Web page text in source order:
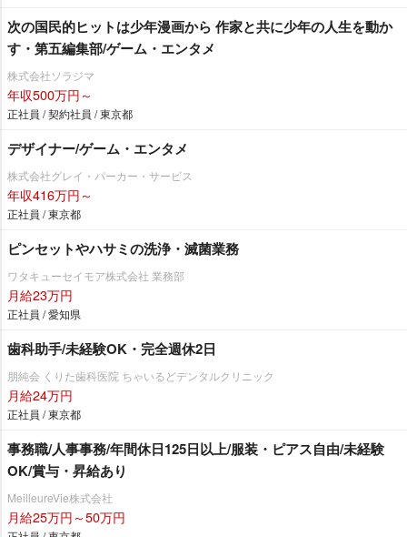
次の国民的ヒットは少年漫画から 作家と共に少年の人生を動か
す・第五編集部/ゲーム・エンタメ
株式会社ソラジマ
年収500万円～
正社員 / 契約社員 / 東京都
デザイナー/ゲーム・エンタメ
株式会社グレイ・パーカー・サービス
年収416万円～
正社員 / 東京都
ピンセットやハサミの洗浄・滅菌業務
ワタキューセイモア株式会社 業務部
月給23万円
正社員 / 愛知県
歯科助手/未経験OK・完全週休2日
朋純会 くりた歯科医院 ちゃいるどデンタルクリニック
月給24万円
正社員 / 東京都
事務職/人事事務/年間休日125日以上/服装・ピアス自由/未経験
OK/賞与・昇給あり
MeilleureVie株式会社
月給25万円～50万円